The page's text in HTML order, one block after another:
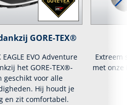
GORE-TEX®
EAGLE EVO Adventure
het GORE-TEX®-
geschikt voor alle
Hij houdt je
en zit comfortabel.
Extreem
met